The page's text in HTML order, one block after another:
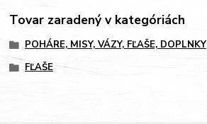
Tovar zaradený v kategóriách
POHÁRE, MISY, VÁZY, FĽAŠE, DOPLNKY
FĽAŠE